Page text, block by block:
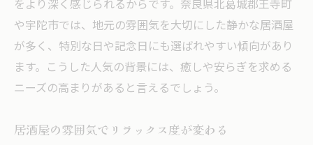
をより深く感じられるからです。奈良県北葛城郡王寺町
や宇陀市では、地元の雰囲気を大切にした静かな居酒屋
が多く、特別な日や記念日にも選ばれやすい傾向があり
ます。こうした人気の背景には、癒しや安らぎを求める
ニーズの高まりがあると言えるでしょう。
居酒屋の雰囲気でリラックス度が変わる